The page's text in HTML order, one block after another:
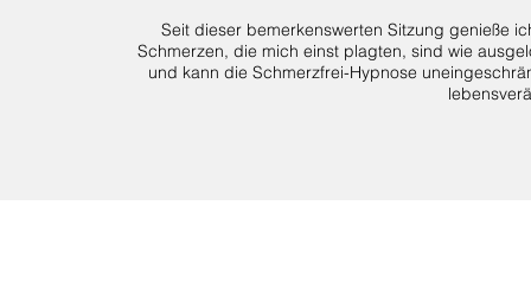
Seit dieser bemerkenswerten Sitzung genieße
Schmerzen, die mich einst plagten, sind wie
und kann die Schmerzfrei-Hypnose